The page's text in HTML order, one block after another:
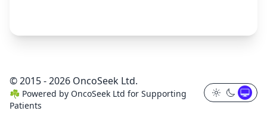
© 2015 - 2026 OncoSeek Ltd.
☘️ Powered by OncoSeek Ltd for Supporting
Patients